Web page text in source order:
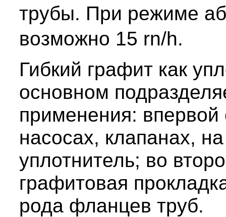
трубы. При режиме
возможно 15 rn/h.
Гибкий графит как
основном
применения:
насосах, клапанах,
уплотнитель; во
графитовая
рода фланцев труб.